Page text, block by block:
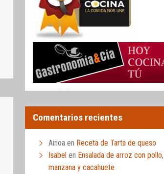
Comentarios recientes
Ainoa en Receta de Tarta de queso
Isabel en Ensalada de arroz con pollo,
manzana y cacahuete